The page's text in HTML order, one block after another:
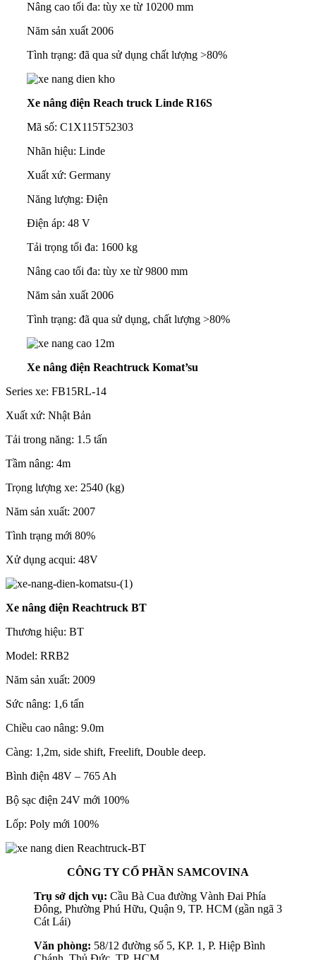
Nâng cao tối đa: tùy xe từ 10200 mm
Năm sản xuất 2006
Tình trạng: đã qua sử dụng chất lượng >80%
Xe nâng điện Reach truck Linde R16S
Mã số: C1X115T52303
Nhãn hiệu: Linde
Xuất xứ: Germany
Năng lượng: Điện
Điện áp: 48 V
Tải trọng tối đa: 1600 kg
Nâng cao tối đa: tùy xe từ 9800 mm
Năm sản xuất 2006
Tình trạng: đã qua sử dụng, chất lượng >80%
Xe nâng điện Reachtruck Komat’su
Series xe: FB15RL-14
Xuất xứ: Nhật Bản
Tải trong năng: 1.5 tấn
Tầm nâng: 4m
Trọng lượng xe: 2540 (kg)
Năm sản xuất: 2007
Tình trạng mới 80%
Xử dụng acqui: 48V
Xe nâng điện Reachtruck BT
Thương hiệu: BT
Model: RRB2
Năm sản xuất: 2009
Sức nâng: 1,6 tấn
Chiều cao nâng: 9.0m
Càng: 1,2m, side shift, Freelift, Double deep.
Bình điện 48V – 765 Ah
Bộ sạc điện 24V mới 100%
Lốp: Poly mới 100%
CÔNG TY CỔ PHẦN SAMCOVINA
Trụ sở dịch vụ: Cầu Bà Cua đường Vành Đai Phía
Đông, Phường Phú Hữu, Quận 9, TP. HCM (gần ngã 3
Cát Lái)
Văn phòng: 58/12 đường số 5, KP. 1, P. Hiệp Bình